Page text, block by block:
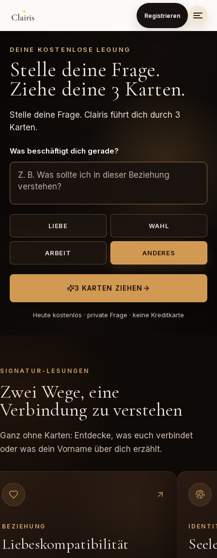
Registrieren
DEINE KOSTENLOSE LEGUNG
Stelle deine Frage.
Ziehe deine 3 Karten.
Stelle deine Frage. Clairis führt dich durch 3
Karten.
Was beschäftigt dich gerade?
LIEBE WAHL
ARBEIT ANDERES
3 KARTEN ZIEHEN
Heute kostenlos · private Frage · keine Kreditkarte
SIGNATUR-LESUNGEN
Zwei Wege, eine
Verbindung zu verstehen
Ganz ohne Karten: Entdecke, was euch verbindet
oder was dein Vorname über dich erzählt.
BEZIEHUNG
Liebeskompatibilität